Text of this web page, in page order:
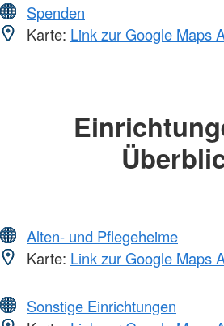
Spenden
Karte: Link zur Google Maps
Alten- und Pflegeheime
Karte: Link zur Google Maps
Sonstige Einrichtungen